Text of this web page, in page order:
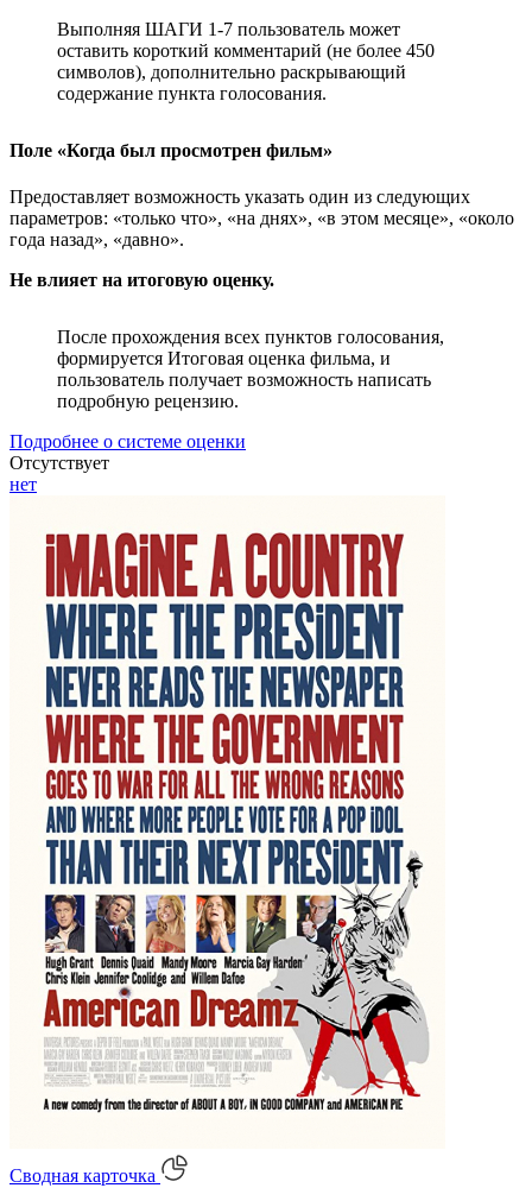
Выполняя ШАГИ 1-7 пользователь может
оставить короткий комментарий (не более 450
символов), дополнительно раскрывающий
содержание пункта голосования.
Поле «Когда был просмотрен фильм»
Предоставляет возможность указать один из следующих
параметров: «только что», «на днях», «в этом месяце», «около
года назад», «давно».
Не влияет на итоговую оценку.
После прохождения всех пунктов голосования,
формируется Итоговая оценка фильма, и
пользователь получает возможность написать
подробную рецензию.
Подробнее о системе оценки
Отсутствует
нет
Сводная карточка